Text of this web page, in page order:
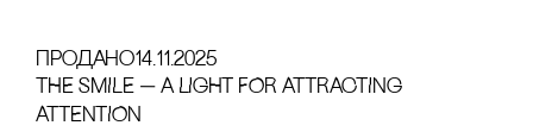
продано14.11.2025
THE SMILE — A LIGHT FOR ATTRACTING
ATTENTION